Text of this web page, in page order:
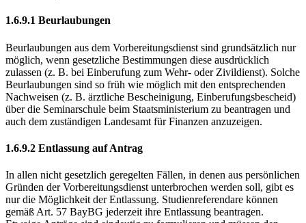
1.6.9.1 Beurlaubungen
Beurlaubungen aus dem Vorbereitungsdienst sind grundsätzlich nur
möglich, wenn gesetzliche Bestimmungen diese ausdrücklich
zulassen (z. B. bei Einberufung zum Wehr- oder Zivildienst). Solche
Beurlaubungen sind so früh wie möglich mit den entsprechenden
Nachweisen (z. B. ärztliche Bescheinigung, Einberufungsbescheid)
über die Seminarschule beim Staatsministerium zu beantragen und
auch dem zuständigen Landesamt für Finanzen anzuzeigen.
1.6.9.2 Entlassung auf Antrag
In allen nicht gesetzlich geregelten Fällen, in denen aus persönlichen
Gründen der Vorbereitungsdienst unterbrochen werden soll, gibt es
nur die Möglichkeit der Entlassung. Studienreferendare können
gemäß Art. 57 BayBG jederzeit ihre Entlassung beantragen.